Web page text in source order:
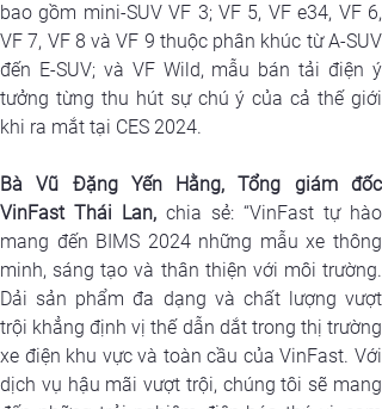
bao gồm mini-SUV VF 3; VF 5, VF e34, VF 6,
VF 7, VF 8 và VF 9 thuộc phân khúc từ A-SUV
đến E-SUV; và VF Wild, mẫu bán tải điện ý
tưởng từng thu hút sự chú ý của cả thế giới
khi ra mắt tại CES 2024.
Bà Vũ Đặng Yến Hằng, Tổng giám đốc
VinFast Thái Lan, chia sẻ: “VinFast tự hào
mang đến BIMS 2024 những mẫu xe thông
minh, sáng tạo và thân thiện với môi trường.
Dải sản phẩm đa dạng và chất lượng vượt
trội khẳng định vị thế dẫn dắt trong thị trường
xe điện khu vực và toàn cầu của VinFast. Với
dịch vụ hậu mãi vượt trội, chúng tôi sẽ mang